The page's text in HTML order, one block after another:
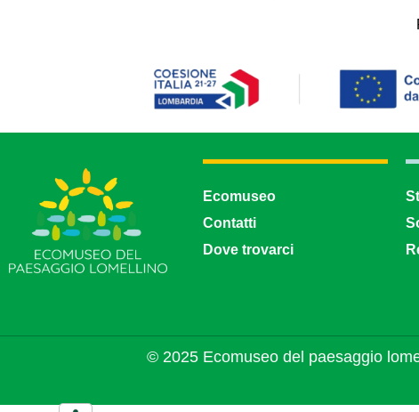
Ecomuseo
Contatti
Dove trovarci
© 2025 Ecomuseo del paesaggio